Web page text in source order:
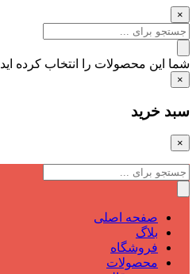
×
شما این محصولات را انتخاب کرده اید
×
سبد خرید
×
صفحه اصلی
بلاگ
فروشگاه
محصولات